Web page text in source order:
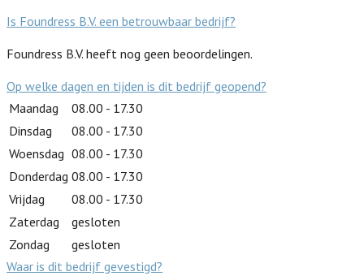
Is Foundress B.V. een betrouwbaar bedrijf?
Foundress B.V. heeft nog geen beoordelingen.
Op welke dagen en tijden is dit bedrijf geopend?
Maandag
08.00 - 17.30
Dinsdag
08.00 - 17.30
Woensdag 08.00 - 17.30
Donderdag 08.00 - 17.30
Vrijdag
08.00 - 17.30
Zaterdag
gesloten
Zondag
gesloten
Waar is dit bedrijf gevestigd?